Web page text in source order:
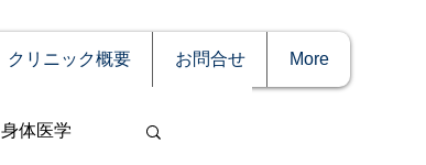
クリニック概要 お問合せ More
身体医学